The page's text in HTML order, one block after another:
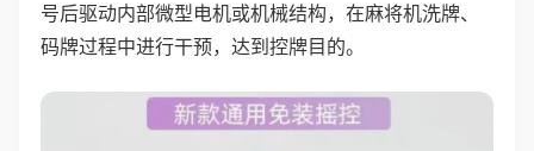
号后驱动内部微型电机或机械结构，在麻将机洗牌、
码牌过程中进行干预，达到控牌目的。